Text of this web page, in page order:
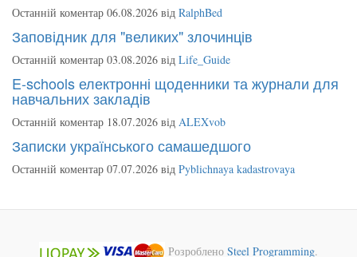
Останній коментар 06.08.2026 від RalphBed
Заповідник для "великих" злочинців
Останній коментар 03.08.2026 від Life_Guide
E-schools електронні щоденники та журнали для
навчальних закладів
Останній коментар 18.07.2026 від ALEXvob
Записки українського самашедшого
Останній коментар 07.07.2026 від Pyblichnaya kadastrovaya
Розроблено Steel Programming.